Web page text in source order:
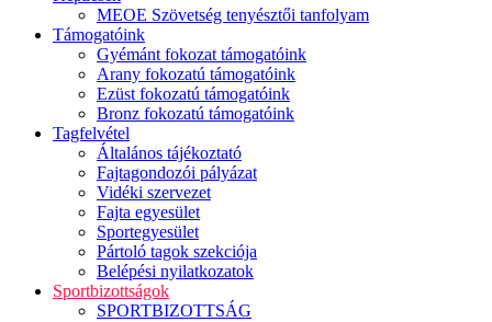
MEOE Szövetség tenyésztői tanfolyam
Támogatóink
Gyémánt fokozat támogatóink
Arany fokozatú támogatóink
Ezüst fokozatú támogatóink
Bronz fokozatú támogatóink
Tagfelvétel
Általános tájékoztató
Fajtagondozói pályázat
Vidéki szervezet
Fajta egyesület
Sportegyesület
Pártoló tagok szekciója
Belépési nyilatkozatok
Sportbizottságok
SPORTBIZOTTSÁG